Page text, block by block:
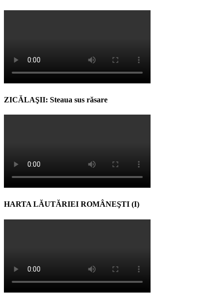
ZICĂLAŞII: Steaua sus răsare
HARTA LĂUTĂRIEI ROMÂNEŞTI (I)